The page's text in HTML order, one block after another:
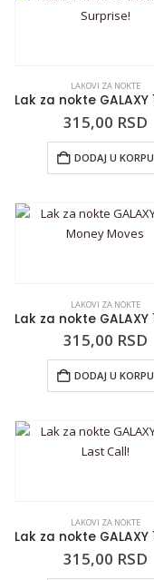
LAKOVI ZA NOKTE
315,00 RSD
DODAJ U KORPU
LAKOVI ZA NOKTE
315,00 RSD
DODAJ U KORPU
LAKOVI ZA NOKTE
315,00 RSD